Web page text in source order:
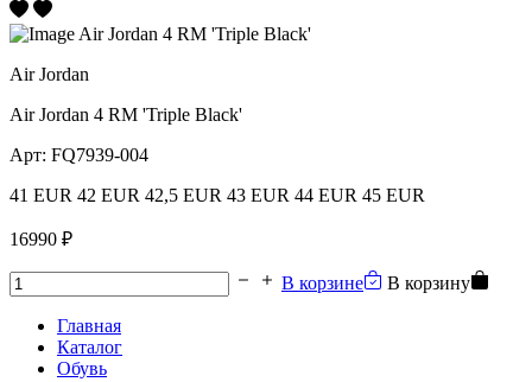
Air Jordan
Air Jordan 4 RM 'Triple Black'
Арт: FQ7939-004
41 EUR 42 EUR 42,5 EUR 43 EUR 44 EUR 45 EUR
16990 ₽
В корзине В корзину
Главная
Каталог
Обувь